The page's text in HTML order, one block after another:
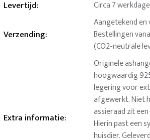
Levertijd: Circa 7
Verzending:
Aangetekend en
Bestellingen
(CO2-neutrale
Extra informatie:
Originele
hoogwaardig
legering voor
afgewerkt. Niet
assieraad zit
Hierin past een
huisdier.